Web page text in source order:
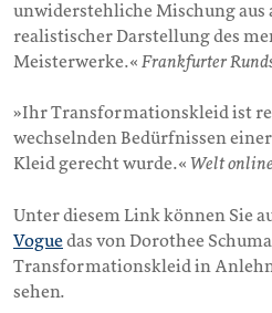
unwiderstehliche Mischung
realistischer Darstellung des
Meisterwerke.« Frankfurter
»Ihr Transformationskleid ist
wechselnden Bedürfnissen
Kleid gerecht wurde.« Welt online
Unter diesem Link können Sie
Voguedas von Dorothee
Transformationskleid in
sehen.